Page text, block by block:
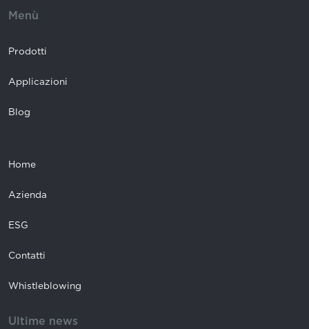
Menù
Prodotti
Applicazioni
Blog
Home
Azienda
ESG
Contatti
Whistleblowing
Ultime news